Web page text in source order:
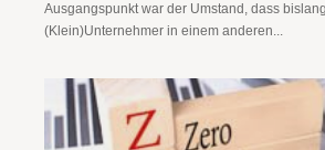
Ausgangspunkt war der Umstand, dass
(Klein)Unternehmer in einem anderen...